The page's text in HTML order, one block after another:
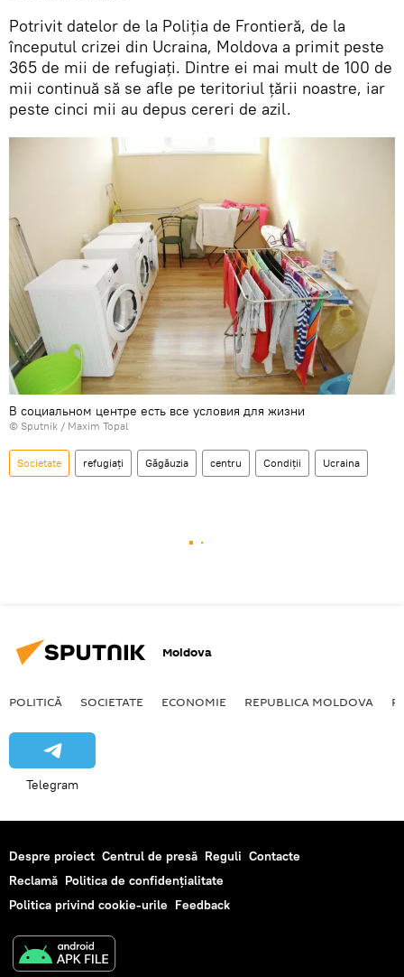
Potrivit datelor de la Poliția de Frontieră, de la
începutul crizei din Ucraina, Moldova a primit peste
365 de mii de refugiați. Dintre ei mai mult de 100 de
mii continuă să se afle pe teritoriul țării noastre, iar
peste cinci mii au depus cereri de azil.
В социальном центре есть все условия для жизни
© Sputnik / Maxim Topal
Societate refugiați Găgăuzia centru Condiții Ucraina
Moldova
POLITICĂ SOCIETATE ECONOMIE REPUBLICA MOLDOVA
Telegram
Despre proiect Centrul de presă Reguli Contacte
Reclamă Politica de confidențialitate
Politica privind cookie-urile Feedback